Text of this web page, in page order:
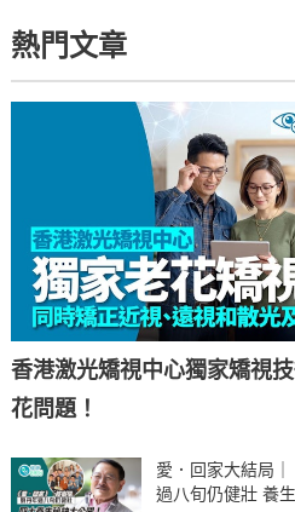
熱門文章
香港激光矯視中心獨家矯視
花問題！
愛．回家大結局
過八旬仍健壯 養